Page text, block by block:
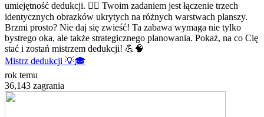
umiejętność dedukcji. 🕵️‍♂️ Twoim zadaniem jest łączenie trzech
identycznych obrazków ukrytych na różnych warstwach planszy.
Brzmi prosto? Nie daj się zwieść! Ta zabawa wymaga nie tylko
bystrego oka, ale także strategicznego planowania. Pokaż, na co Cię
stać i zostań mistrzem dedukcji! 💪🧠
Mistrz dedukcji 💡🎓
rok temu
36,143 zagrania